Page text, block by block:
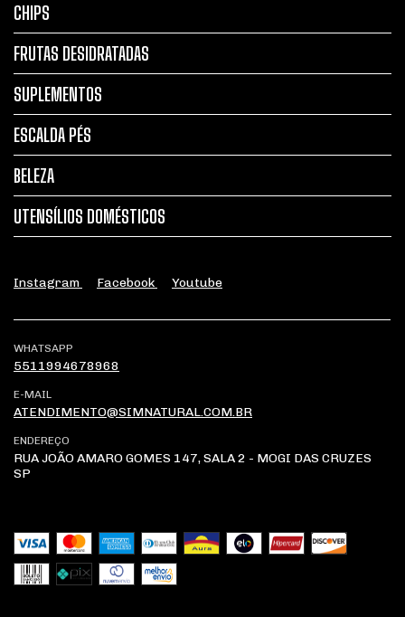
CHIPS
FRUTAS DESIDRATADAS
SUPLEMENTOS
ESCALDA PÉS
BELEZA
UTENSÍLIOS DOMÉSTICOS
Instagram Facebook Youtube
WHATSAPP
5511994678968
E-MAIL
ATENDIMENTO@SIMNATURAL.COM.BR
ENDEREÇO
RUA JOÃO AMARO GOMES 147, SALA 2 - MOGI DAS CRUZES
SP